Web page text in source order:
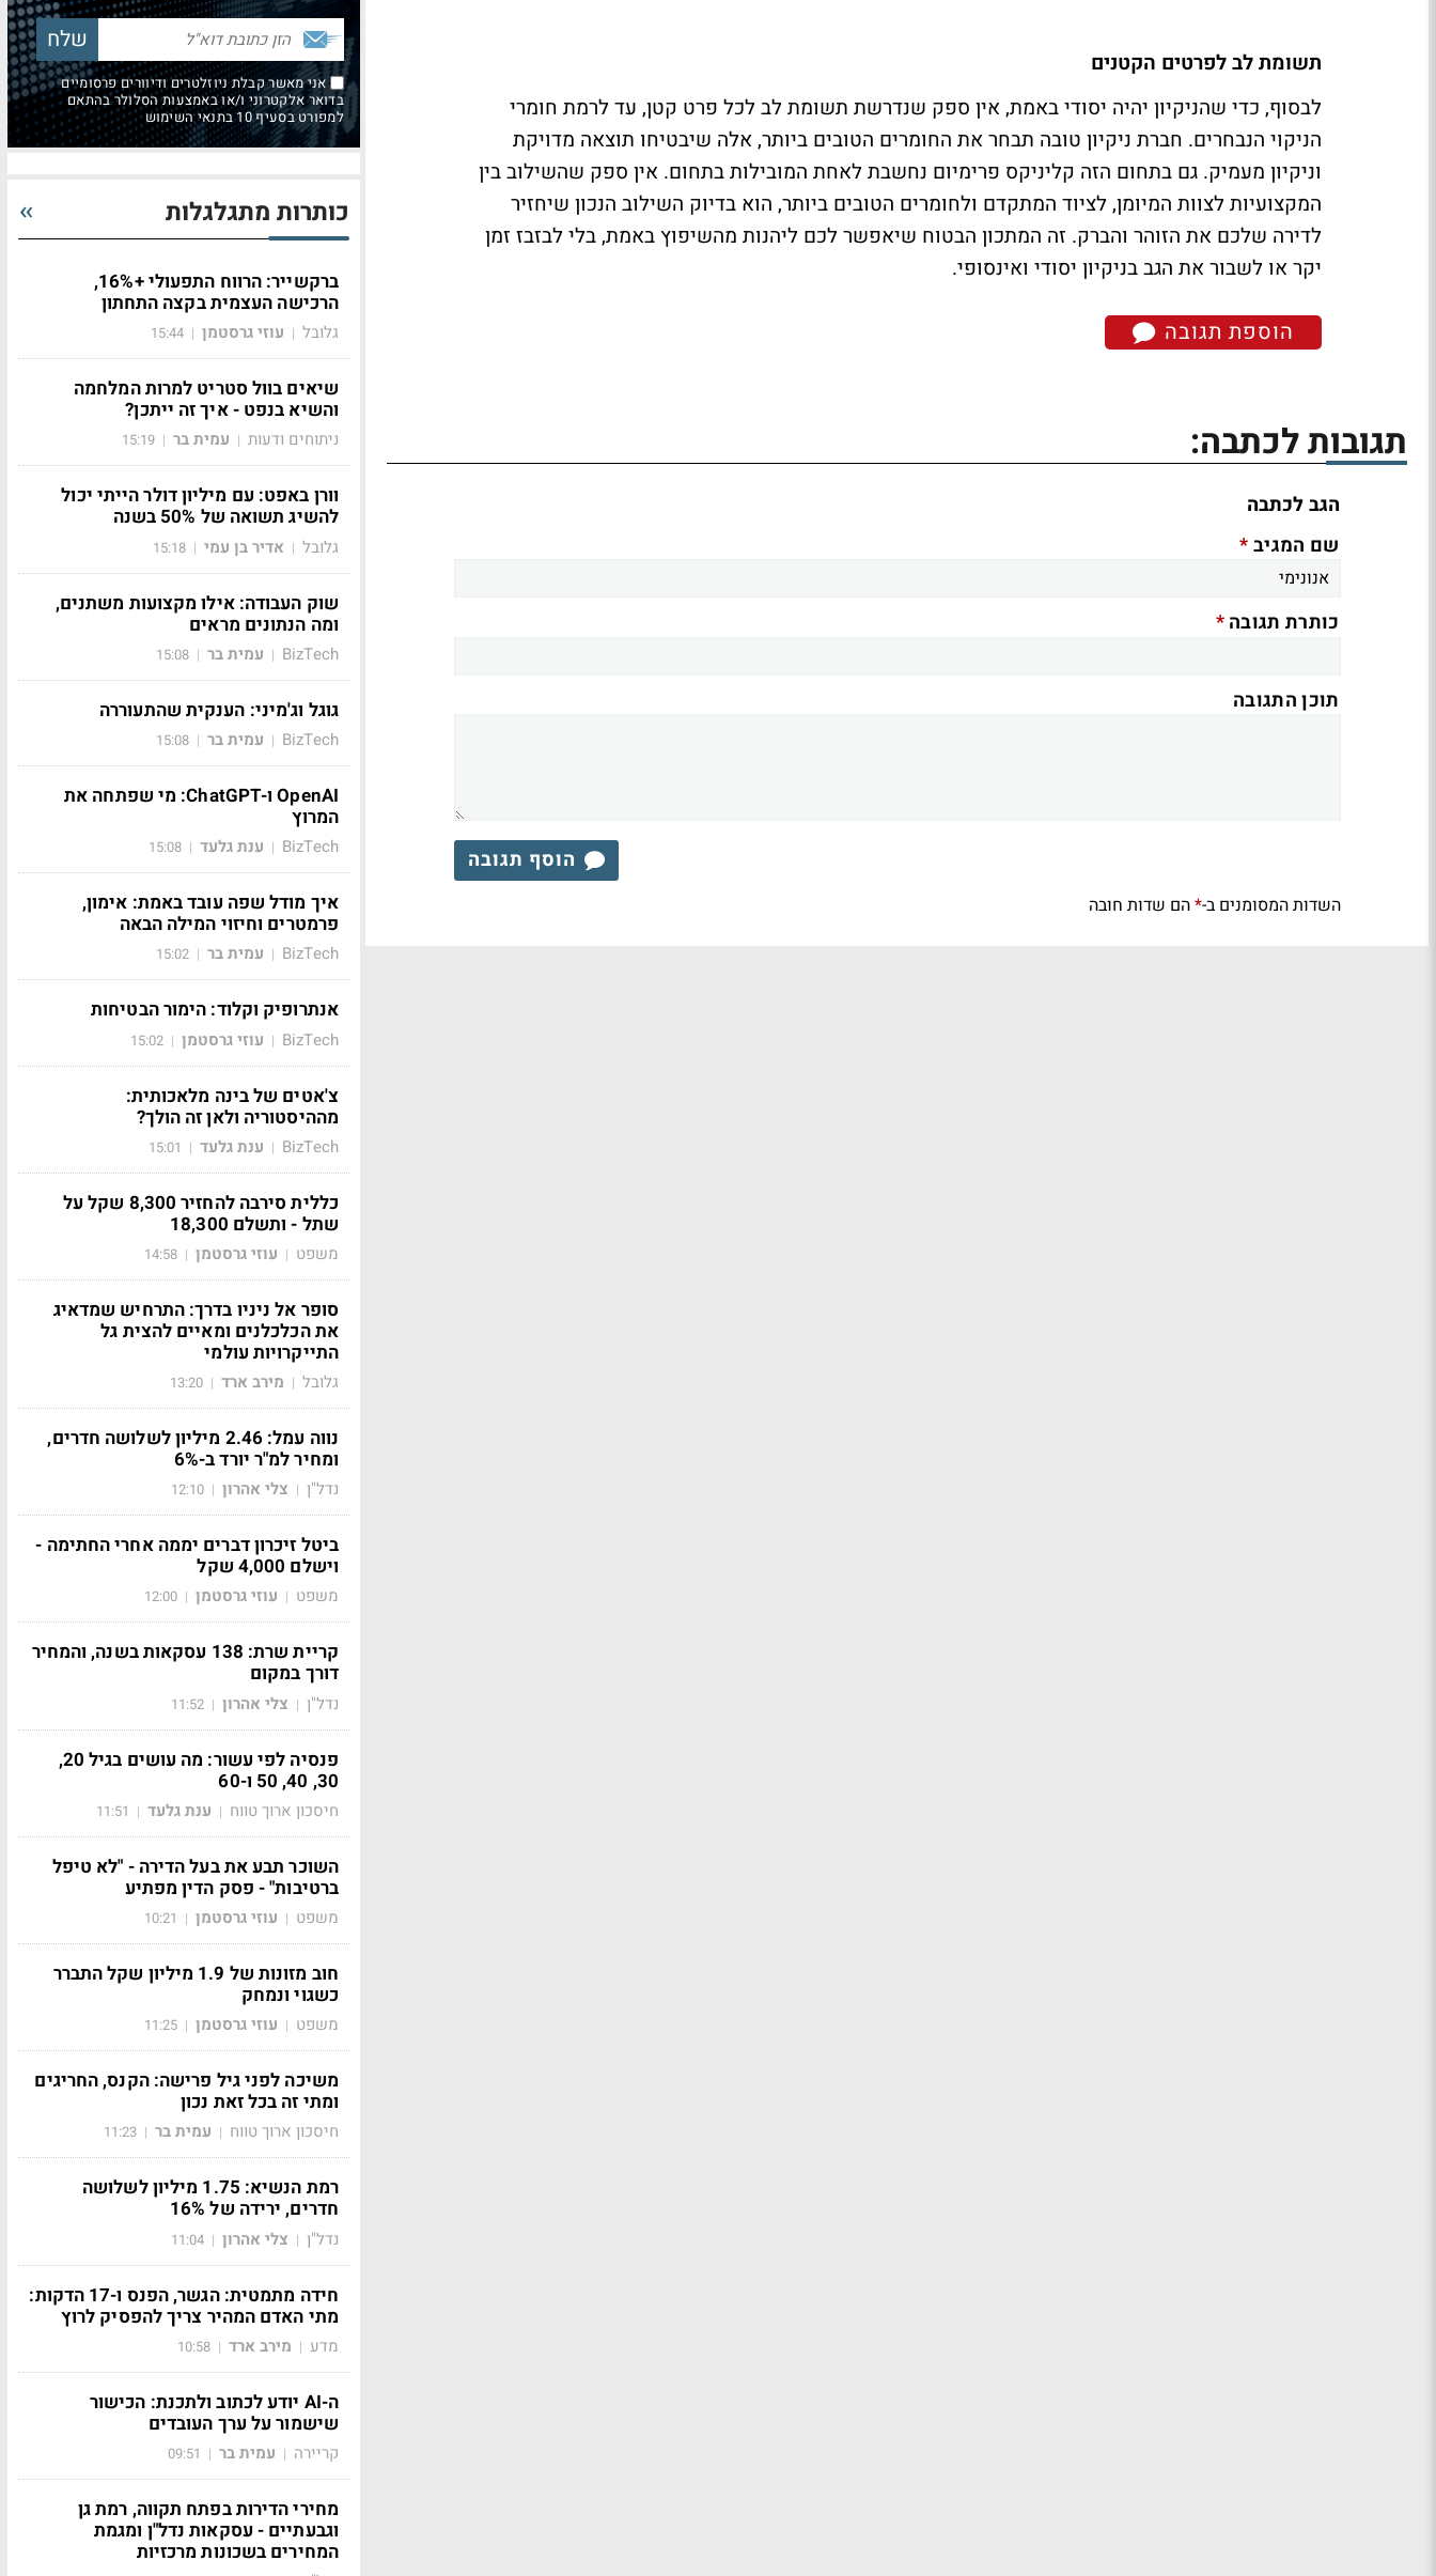
תשומת לב לפרטים הקטנים
לבסוף, כדי שהניקיון יהיה יסודי באמת, אין ספק שנדרשת תשומת לב לכל פרט קטן, עד לרמת חומרי
הניקוי הנבחרים. חברת ניקיון טובה תבחר את החומרים הטובים ביותר, אלה שיבטיחו תוצאה מדויקת
וניקיון מעמיק. גם בתחום הזה קליניקס פרימיום נחשבת לאחת המובילות בתחום. אין ספק שהשילוב בין
המקצועיות לצוות המיומן, לציוד המתקדם ולחומרים הטובים ביותר, הוא בדיוק השילוב הנכון שיחזיר
לדירה שלכם את הזוהר והברק. זה המתכון הבטוח שיאפשר לכם ליהנות מהשיפוץ באמת, בלי לבזבז זמן
יקר או לשבור את הגב בניקיון יסודי ואינסופי.
הוספת תגובה
תגובות לכתבה:
הגב לכתבה
שם המגיב*
כותרת תגובה*
תוכן התגובה
הוסף תגובה
השדות המסומנים ב-*הם שדות חובה
אני מאשר קבלת ניוזלטרים ודיוורים פרסומיים
בדואר אלקטרוני ו/או באמצעות הסלולר בהתאם
למפורט בסעיף 10 בתנאי השימוש
כותרות מתגלגלות
ברקשייר: הרווח התפעולי +16%,
הרכישה העצמית בקצה התחתון
גלובל | עוזי גרסטמן |
15:44
שיאים בוול סטריט למרות המלחמה
והשיא בנפט - איך זה ייתכן?
ניתוחים ודעות | עמית בר |
15:19
וורן באפט: עם מיליון דולר הייתי יכול
להשיג תשואה של 50% בשנה
גלובל | אדיר בן עמי |
15:18
שוק העבודה: אילו מקצועות משתנים,
ומה הנתונים מראים
BizTech
| עמית בר |
15:08
גוגל וג'מיני: הענקית שהתעוררה
BizTech
| עמית בר |
15:08
OpenAI ו-ChatGPT: מי שפתחה את
המרוץ
BizTech
| ענת גלעד |
15:08
איך מודל שפה עובד באמת: אימון,
פרמטרים וחיזוי המילה הבאה
BizTech
| עמית בר |
15:02
אנתרופיק וקלוד: הימור הבטיחות
BizTech
| עוזי גרסטמן |
15:02
צ'אטים של בינה מלאכותית:
מההיסטוריה ולאן זה הולך?
BizTech
| ענת גלעד |
15:01
כללית סירבה להחזיר 8,300 שקל על
שתל - ותשלם 18,300
משפט | עוזי גרסטמן |
14:58
סופר אל ניניו בדרך: התרחיש שמדאיג
את הכלכלנים ומאיים להצית גל
התייקרויות עולמי
גלובל | מירב ארד |
13:20
נווה עמל: 2.46 מיליון לשלושה חדרים,
ומחיר למ"ר יורד ב-6%
נדל"ן | צלי אהרון |
12:10
ביטל זיכרון דברים יממה אחרי החתימה -
וישלם 4,000 שקל
משפט | עוזי גרסטמן |
12:00
קריית שרת: 138 עסקאות בשנה, והמחיר
דורך במקום
נדל"ן | צלי אהרון |
11:52
פנסיה לפי עשור: מה עושים בגיל 20,
30, 40, 50 ו-60
חיסכון ארוך טווח | ענת גלעד |
11:51
השוכר תבע את בעל הדירה - "לא טיפל
ברטיבות" - פסק הדין מפתיע
משפט | עוזי גרסטמן |
10:21
חוב מזונות של 1.9 מיליון שקל התברר
כשגוי ונמחק
משפט | עוזי גרסטמן |
11:25
משיכה לפני גיל פרישה: הקנס, החריגים
ומתי זה בכל זאת נכון
חיסכון ארוך טווח | עמית בר |
11:23
רמת הנשיא: 1.75 מיליון לשלושה
חדרים, ירידה של 16%
נדל"ן | צלי אהרון |
11:04
חידה מתמטית: הגשר, הפנס ו-17 הדקות:
מתי האדם המהיר צריך להפסיק לרוץ
מדע | מירב ארד |
10:58
ה-AI יודע לכתוב ולתכנת: הכישור
שישמור על ערך העובדים
קריירה | עמית בר |
09:51
מחירי הדירות בפתח תקווה, רמת גן
וגבעתיים - עסקאות נדל"ן ומגמת
המחירים בשכונות מרכזיות